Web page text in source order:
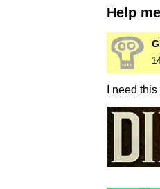
Help me
I need